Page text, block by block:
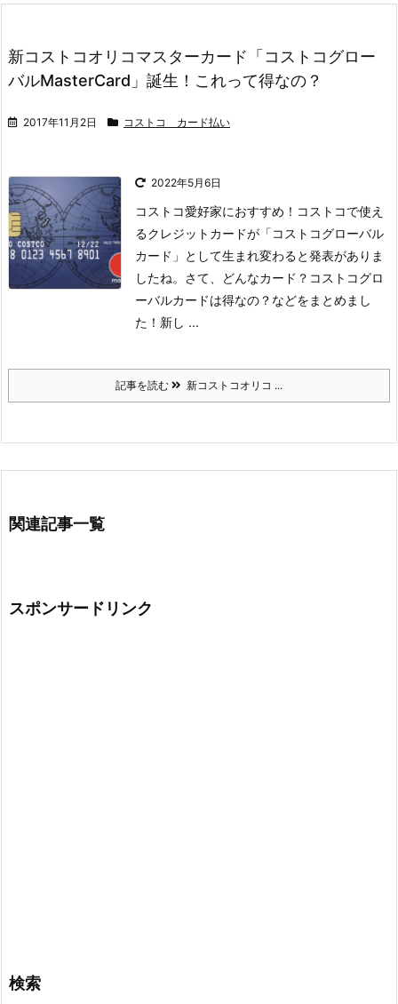
新コストコオリコマスターカード「コストコグロー
バルMasterCard」誕生！これって得なの？
2017年11月2日 コストコ カード払い
2022年5月6日
コストコ愛好家におすすめ！コストコで使え
るクレジットカードが「コストコグローバル
カード」として生まれ変わると発表がありま
したね。 さて、どんなカード？コストコグロ
ーバルカードは得なの？などをまとめまし
た！ 新し ...
記事を読む 新コストコオリコ ...
関連記事一覧
スポンサードリンク
検索